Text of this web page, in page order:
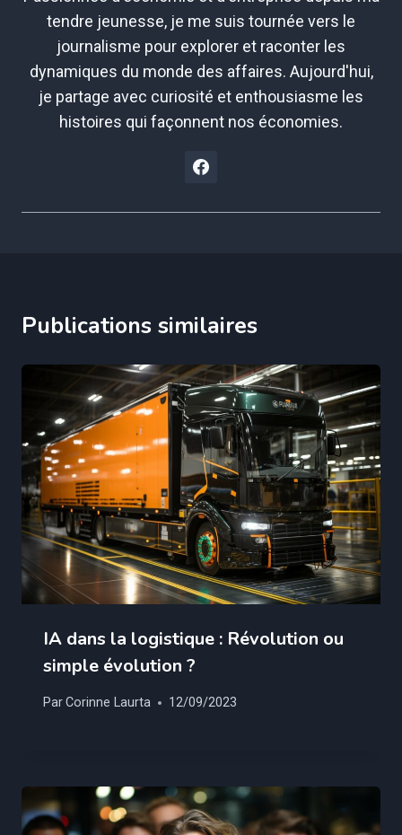
tendre jeunesse, je me suis tournée vers le
journalisme pour explorer et raconter les
dynamiques du monde des affaires. Aujourd'hui,
je partage avec curiosité et enthousiasme les
histoires qui façonnent nos économies.
Publications similaires
IA dans la logistique : Révolution ou
simple évolution ?
ParCorinne Laurta 12/09/2023